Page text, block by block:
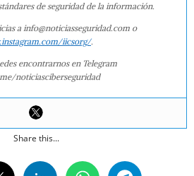
de seguridad de la información.
a info@noticiasseguridad.com o
iicsorg/.
encontrarnos en Telegram
noticiasciberseguridad
Share this...